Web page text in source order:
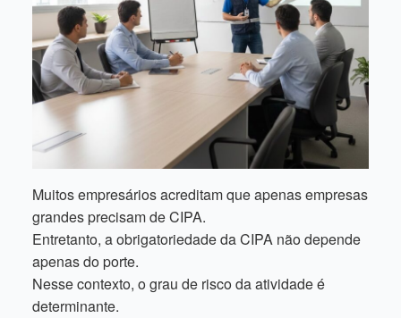
Muitos empresários acreditam que apenas empresas
grandes precisam de CIPA.
Entretanto, a obrigatoriedade da CIPA não depende
apenas do porte.
Nesse contexto, o grau de risco da atividade é
determinante.